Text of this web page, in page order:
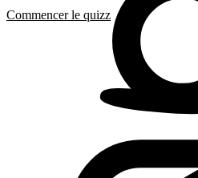
Commencer le quizz